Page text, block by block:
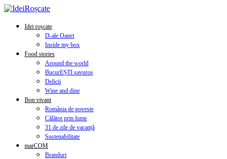
Idei roșcate
D-ale Oanei
Inside my box
Food stories
Around the world
BucurEȘTI savuros
Delicii
Wine and dine
Bon vivant
România de poveste
Călător prin lume
31 de zile de vacanță
Sustenabilitate
marCOM
Branduri